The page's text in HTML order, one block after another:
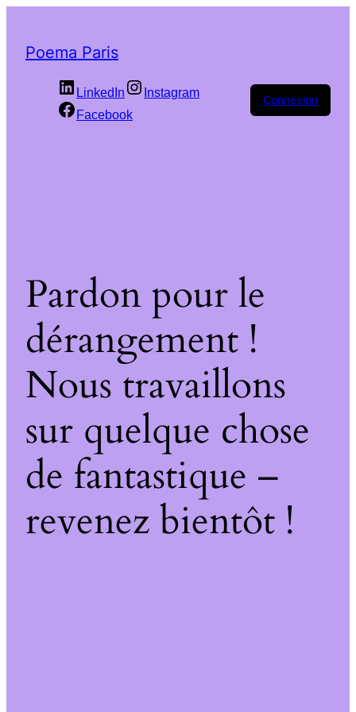
Poema Paris
LinkedIn
Instagram
Facebook
Connexion
Pardon pour le
dérangement !
Nous travaillons
sur quelque chose
de fantastique –
revenez bientôt !